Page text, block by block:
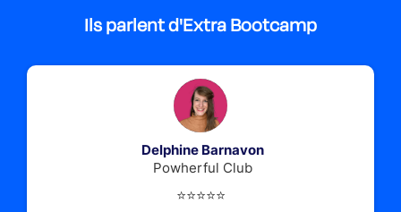
Ils parlent d'Extra Bootcamp
Delphine Barnavon
Powherful Club
⭐️⭐️⭐️⭐️⭐️